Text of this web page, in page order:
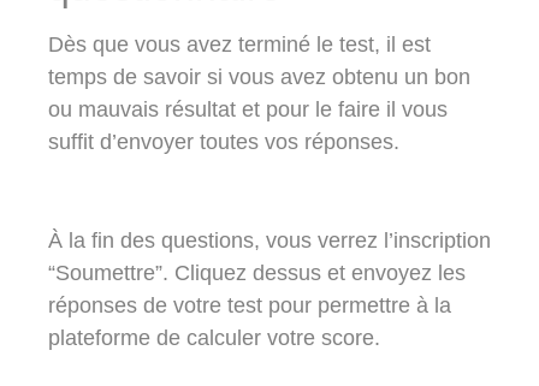
Dès que vous avez terminé le test, il est
temps de savoir si vous avez obtenu un bon
ou mauvais résultat et pour le faire il vous
suffit d’envoyer toutes vos réponses.
À la fin des questions, vous verrez l’inscription
“Soumettre”. Cliquez dessus et envoyez les
réponses de votre test pour permettre à la
plateforme de calculer votre score.